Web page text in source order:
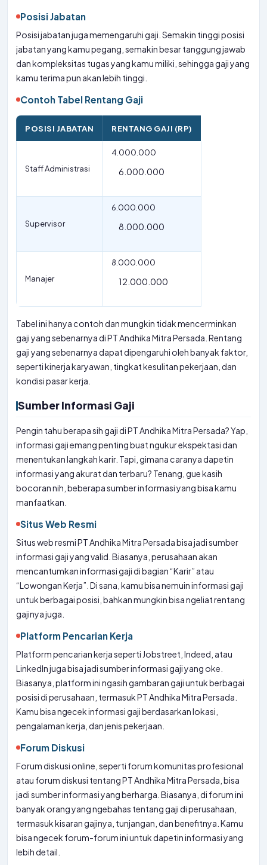
Posisi Jabatan
Posisi jabatan juga memengaruhi gaji. Semakin tinggi posisi
jabatan yang kamu pegang, semakin besar tanggung jawab
dan kompleksitas tugas yang kamu miliki, sehingga gaji yang
kamu terima pun akan lebih tinggi.
Contoh Tabel Rentang Gaji
POSISI JABATAN RENTANG GAJI (RP)
Staff Administrasi
4.000.000
6.000.000
Supervisor
6.000.000
8.000.000
Manajer
8.000.000
12.000.000
Tabel ini hanya contoh dan mungkin tidak mencerminkan
gaji yang sebenarnya di PT Andhika Mitra Persada. Rentang
gaji yang sebenarnya dapat dipengaruhi oleh banyak faktor,
seperti kinerja karyawan, tingkat kesulitan pekerjaan, dan
kondisi pasar kerja.
Sumber Informasi Gaji
Pengin tahu berapa sih gaji di PT Andhika Mitra Persada? Yap,
informasi gaji emang penting buat ngukur ekspektasi dan
menentukan langkah karir. Tapi, gimana caranya dapetin
informasi yang akurat dan terbaru? Tenang, gue kasih
bocoran nih, beberapa sumber informasi yang bisa kamu
manfaatkan.
Situs Web Resmi
Situs web resmi PT Andhika Mitra Persada bisa jadi sumber
informasi gaji yang valid. Biasanya, perusahaan akan
mencantumkan informasi gaji di bagian “Karir” atau
“Lowongan Kerja”. Di sana, kamu bisa nemuin informasi gaji
untuk berbagai posisi, bahkan mungkin bisa ngeliat rentang
gajinya juga.
Platform Pencarian Kerja
Platform pencarian kerja seperti Jobstreet, Indeed, atau
LinkedIn juga bisa jadi sumber informasi gaji yang oke.
Biasanya, platform ini ngasih gambaran gaji untuk berbagai
posisi di perusahaan, termasuk PT Andhika Mitra Persada.
Kamu bisa ngecek informasi gaji berdasarkan lokasi,
pengalaman kerja, dan jenis pekerjaan.
Forum Diskusi
Forum diskusi online, seperti forum komunitas profesional
atau forum diskusi tentang PT Andhika Mitra Persada, bisa
jadi sumber informasi yang berharga. Biasanya, di forum ini
banyak orang yang ngebahas tentang gaji di perusahaan,
termasuk kisaran gajinya, tunjangan, dan benefitnya. Kamu
bisa ngecek forum-forum ini untuk dapetin informasi yang
lebih detail.